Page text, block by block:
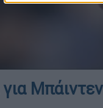
Μπάιντεν